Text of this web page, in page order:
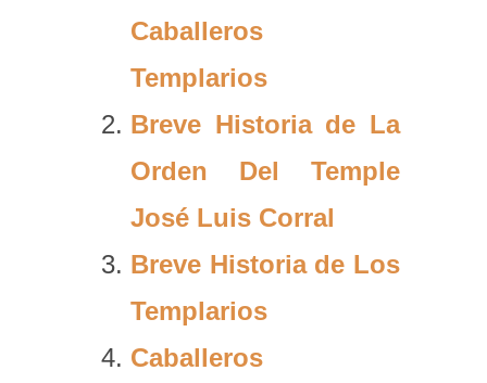
Caballeros
Templarios
Breve Historia de La
Orden Del Temple
José Luis Corral
Breve Historia de Los
Templarios
Caballeros